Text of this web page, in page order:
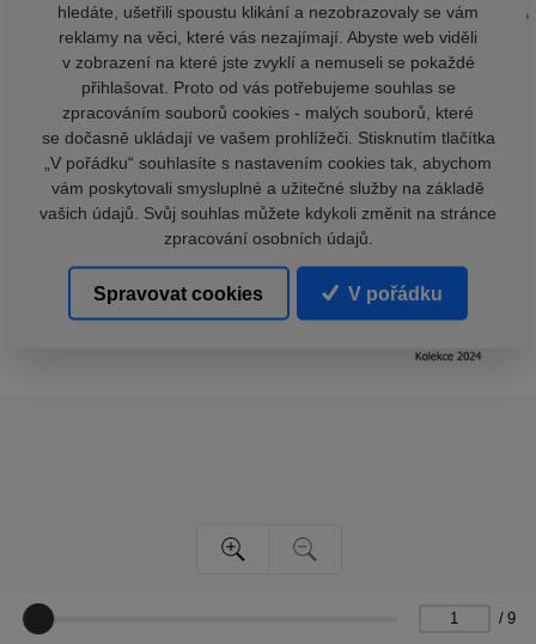
/ 9
hledáte, ušetřili spoustu klikání a nezobrazovaly se vám
reklamy na věci, které vás nezajímají. Abyste web viděli
v zobrazení na které jste zvyklí a nemuseli se pokaždé
přihlašovat. Proto od vás potřebujeme souhlas se
zpracováním souborů cookies - malých souborů, které
se dočasně ukládají ve vašem prohlížeči. Stisknutím tlačítka
„V pořádku“ souhlasíte s nastavením cookies tak, abychom
vám poskytovali smysluplné a užitečné služby na základě
vašich údajů. Svůj souhlas můžete kdykoli změnit na stránce
zpracování osobních údajů.
Spravovat cookies V pořádku